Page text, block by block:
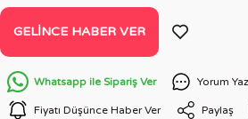
GELINCE HABER VER
Whatsapp ile Sipariş Ver Yorum Yaz
Fiyatı Düşünce Haber Ver Paylaş